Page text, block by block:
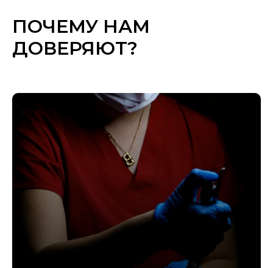
ПОЧЕМУ НАМ
ДОВЕРЯЮТ?